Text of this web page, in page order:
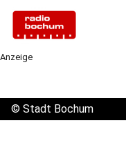
Anzeige
© Stadt Bochum